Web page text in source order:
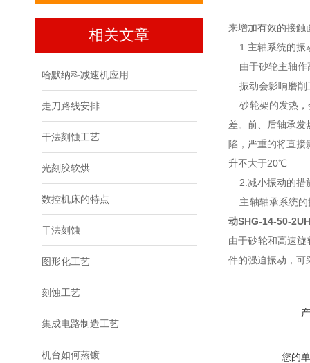
相关文章
哈默纳科减速机应用
走刀路线安排
干法刻蚀工艺
光刻胶软烘
数控机床的特点
干法刻蚀
图形化工艺
刻蚀工艺
集成电路制造工艺
机台如何蒸镀
来增加有效的接触
1.主轴系统的振
由于砂轮主轴作
振动会影响磨削
砂轮架的发热，
差。前、后轴承
陷，严重的将直接
升不大于20℃
2.减小振动的措
主轴轴承系统的
动SHG-14-50-2UH
由于砂轮和高速
件的强迫振动，可
您的